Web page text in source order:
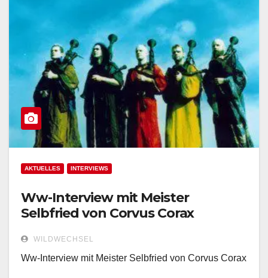
AKTUELLES INTERVIEWS
Ww-Interview mit Meister
Selbfried von Corvus Corax
WILDWECHSEL
Ww-Interview mit Meister Selbfried von Corvus Corax